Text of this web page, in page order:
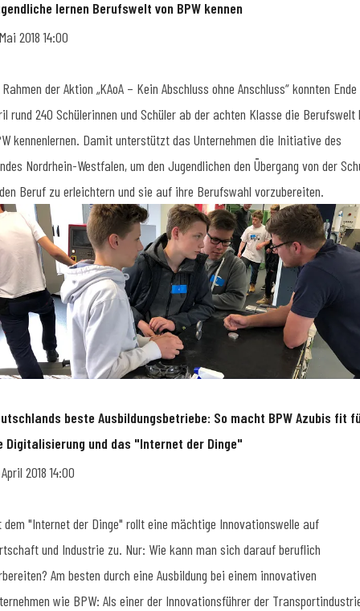
lernen Berufswelt von BPW kennen
2018 14:00
der Aktion „KAoA – Kein Abschluss ohne Anschluss“ konnten Ende
rund 240 Schülerinnen und Schüler ab der achten Klasse die Berufswelt
kennenlernen. Damit unterstützt das Unternehmen die Initiative des
Nordrhein-Westfalen, um den Jugendlichen den Übergang von der
Beruf zu erleichtern und sie auf ihre Berufswahl vorzubereiten.
beste Ausbildungsbetriebe: So macht BPW Azubis fit
Digitalisierung und das "Internet der Dinge"
April 2018 14:00
dem "Internet der Dinge" rollt eine mächtige Innovationswelle auf
und Industrie zu. Nur: Wie kann man sich darauf beruflich
Am besten durch eine Ausbildung bei einem innovativen
wie BPW: Als einer der Innovationsführer der